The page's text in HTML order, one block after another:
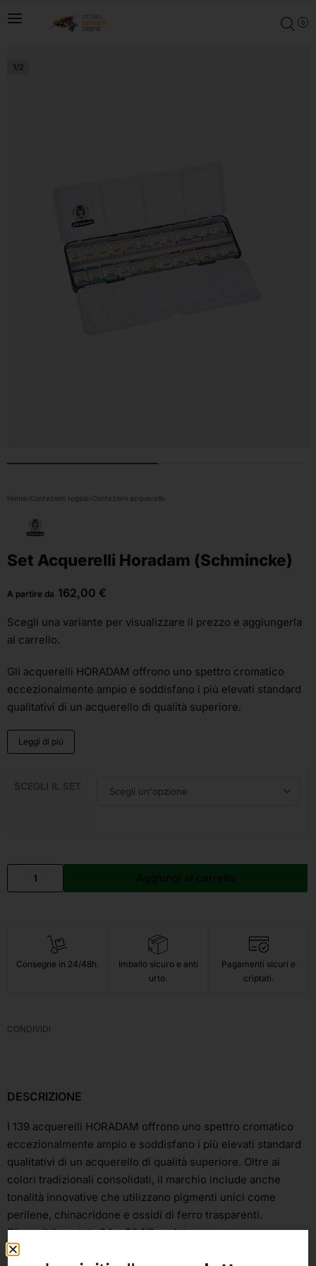
0
1/2
Home›Confezioni regalo›Confezioni acquerello
Set Acquerelli Horadam (Schmincke)
A partire da 162,00 €
Scegli una variante per visualizzare il prezzo e aggiungerla
al carrello.
Gli acquerelli HORADAM offrono uno spettro cromatico
eccezionalmente ampio e soddisfano i più elevati standard
qualitativi di un acquerello di qualità superiore.
Leggi di più
SCEGLI IL SET
Consegne in 24/48h.
Imballo sicuro e anti
urto.
Pagamenti sicuri e
criptati.
CONDIVIDI
DESCRIZIONE
I 139 acquerelli HORADAM offrono uno spettro cromatico
eccezionalmente ampio e soddisfano i più elevati standard
qualitativi di un acquerello di qualità superiore. Oltre ai
colori tradizionali consolidati, il marchio include anche
tonalità innovative che utilizzano pigmenti unici come
perilene, chinacridone e ossidi di ferro trasparenti.
Disponibile set da 24 e 36 1/2 godet.